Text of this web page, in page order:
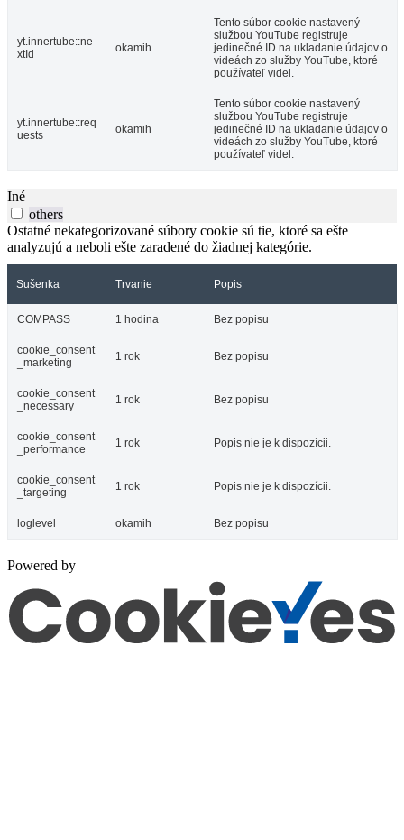
yt.innertube::ne
xtId
okamih
Tento súbor cookie nastavený
službou YouTube registruje
jedinečné ID na ukladanie údajov o
videách zo služby YouTube, ktoré
používateľ videl.
yt.innertube::req
uests
okamih
Tento súbor cookie nastavený
službou YouTube registruje
jedinečné ID na ukladanie údajov o
videách zo služby YouTube, ktoré
používateľ videl.
Iné
others
Ostatné nekategorizované súbory cookie sú tie, ktoré sa ešte
analyzujú a neboli ešte zaradené do žiadnej kategórie.
Sušenka Trvanie Popis
COMPASS 1 hodina Bez popisu
cookie_consent
_marketing
1 rok Bez popisu
cookie_consent
_necessary
1 rok Bez popisu
cookie_consent
_performance
1 rok Popis nie je k dispozícii.
cookie_consent
_targeting
1 rok Popis nie je k dispozícii.
loglevel okamih Bez popisu
Powered by